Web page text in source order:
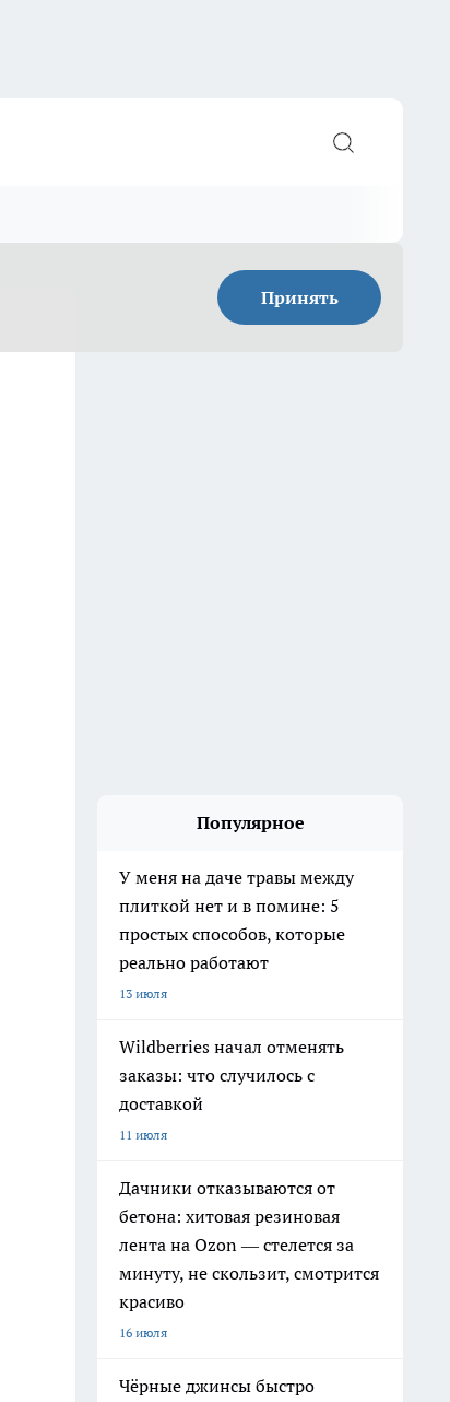
Принять
Популярное
У меня на даче травы между
плиткой нет и в помине: 5
простых способов, которые
реально работают
13 июля
Wildberries начал отменять
заказы: что случилось с
доставкой
11 июля
Дачники отказываются от
бетона: хитовая резиновая
лента на Ozon — стелется за
минуту, не скользит, смотрится
красиво
16 июля
Чёрные джинсы быстро